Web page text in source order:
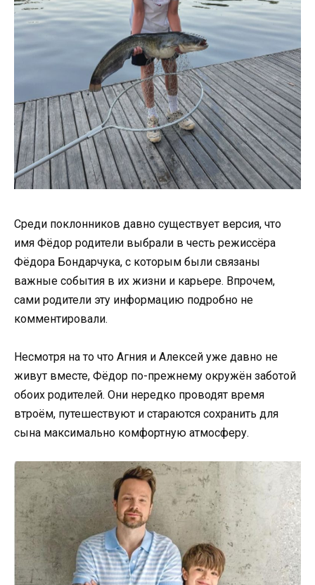
Среди поклонников давно существует версия, что
имя Фёдор родители выбрали в честь режиссёра
Фёдора Бондарчука, с которым были связаны
важные события в их жизни и карьере. Впрочем,
сами родители эту информацию подробно не
комментировали.
Несмотря на то что Агния и Алексей уже давно не
живут вместе, Фёдор по-прежнему окружён заботой
обоих родителей. Они нередко проводят время
втроём, путешествуют и стараются сохранить для
сына максимально комфортную атмосферу.